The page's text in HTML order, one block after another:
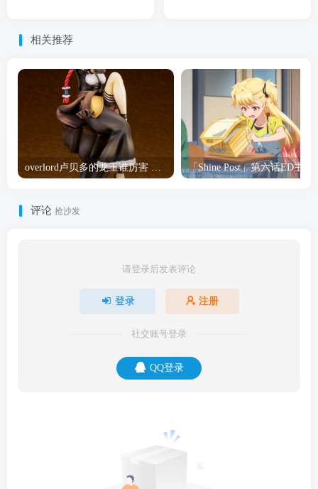
相关推荐
overlord卢贝多的龙王谁厉害 「Overlord」露普斯蕾琪娜·贝塔手办开订
评论 抢沙发
请登录后发表评论
登录 注册
社交账号登录
QQ登录